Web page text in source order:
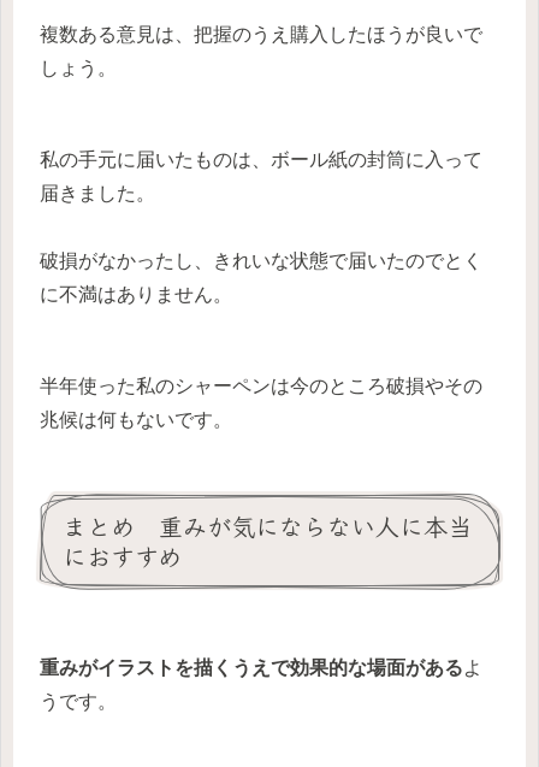
複数ある意見は、把握のうえ購入したほうが良いで
しょう。
私の手元に届いたものは、ボール紙の封筒に入って
届きました。
破損がなかったし、きれいな状態で届いたのでとく
に不満はありません。
半年使った私のシャーペンは今のところ破損やその
兆候は何もないです。
まとめ 重みが気にならない人に本当
におすすめ
重みがイラストを描くうえで効果的な場面があるよ
うです。